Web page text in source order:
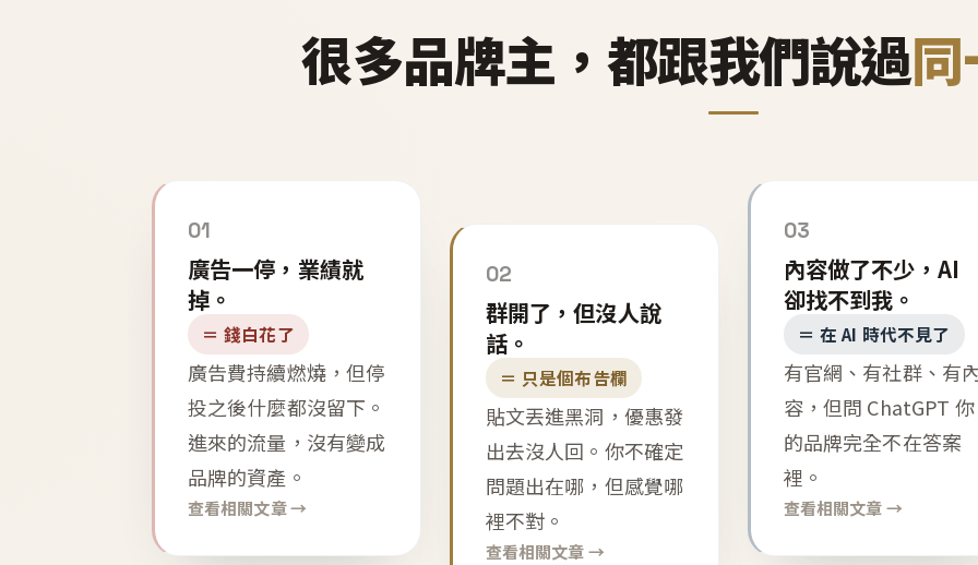
很多品牌主，都跟我們說過同
01
廣告一停，業績就
掉。
＝ 錢白花了
廣告費持續燃燒，但停
投之後什麼都沒留下。
進來的流量，沒有變成
品牌的資產。
查看相關文章 →
02
群開了，但沒人說
話。
＝ 只是個布告欄
貼文丟進黑洞，優惠發
出去沒人回。你不確定
問題出在哪，但感覺哪
裡不對。
查看相關文章 →
03
內容做了不少，AI
卻找不到我。
＝ 在 AI 時代不見了
有官網、有社群、有
容，但問 ChatGPT 你
的品牌完全不在答案
裡。
查看相關文章 →